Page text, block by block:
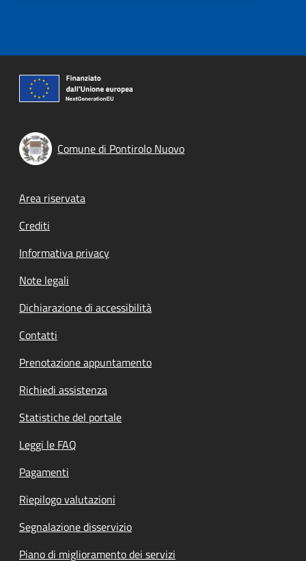
Comune di Pontirolo Nuovo
Footer menu
Area riservata
Crediti
Informativa privacy
Note legali
Dichiarazione di accessibilità
Contatti
Prenotazione appuntamento
Richiedi assistenza
Statistiche del portale
Leggi le FAQ
Pagamenti
Riepilogo valutazioni
Segnalazione disservizio
Piano di miglioramento dei servizi